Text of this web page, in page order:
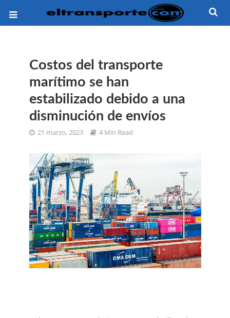
Costos del transporte
marítimo se han
estabilizado debido a una
disminución de envíos
21 marzo, 2023 4 Min Read